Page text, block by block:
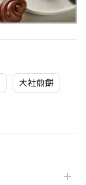
大社煎餅